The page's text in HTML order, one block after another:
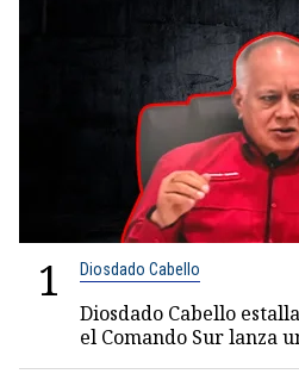
1 Diosdado Cabello
Diosdado Cabello
el Comando Sur lanza